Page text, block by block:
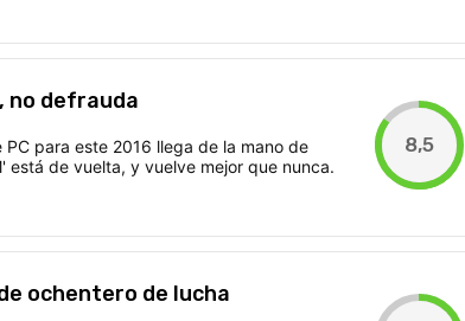
no defrauda
para este 2016 llega de la mano de
está de vuelta, y vuelve mejor que nunca.
8,5
ochentero de lucha